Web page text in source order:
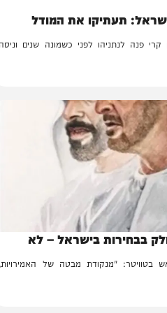
את המודל
לפני כשמונה שנים וניסה
בישראל – לא
"מנקודת מבטה של האמירויות,